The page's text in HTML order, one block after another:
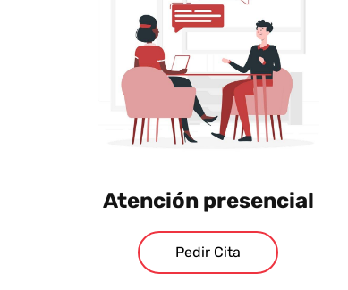
Atención presencial
Pedir Cita